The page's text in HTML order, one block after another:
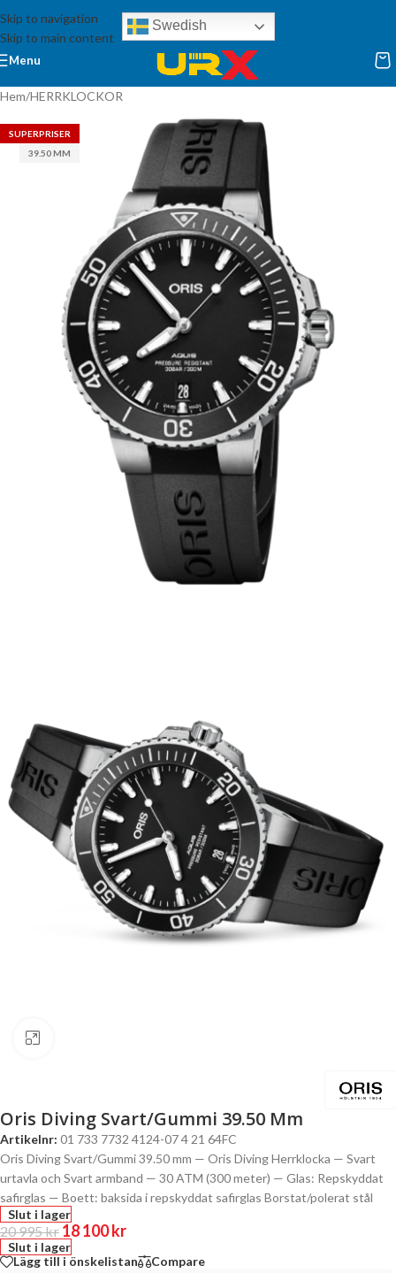
Skip to navigation
Skip to main content
Swedish
Menu
Hem/HERRKLOCKOR
SUPERPRISER
39.50 MM
Oris Diving Svart/Gummi 39.50 Mm
Artikelnr: 01 733 7732 4124-07 4 21 64FC
Oris Diving Svart/Gummi 39.50 mm — Oris Diving Herrklocka — Svart
urtavla och Svart armband — 30 ATM (300 meter) — Glas: Repskyddat
safirglas — Boett: baksida i repskyddat safirglas Borstat/polerat stål
Slut i lager
20 995kr 18 100kr
Slut i lager
Lägg till i önskelistan
Compare